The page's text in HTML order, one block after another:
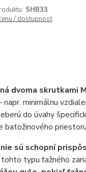
5HB33
/ dostupnosť
dvoma skrutkami
minimálnu
do úvahy
batožinového
nie sú schopní
typu ťažného